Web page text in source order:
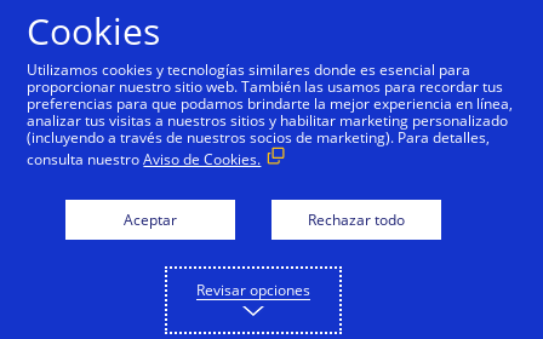
Español
Cookies
Utilizamos cookies y tecnologías similares donde es esencial para
proporcionar nuestro sitio web. También las usamos para recordar tus
preferencias para que podamos brindarte la mejor experiencia en línea,
analizar tus visitas a nuestros sitios y habilitar marketing personalizado
(incluyendo a través de nuestros socios de marketing). Para detalles,
consulta nuestroAviso de Cookies.
Aceptar Rechazar todo
Revisar opciones